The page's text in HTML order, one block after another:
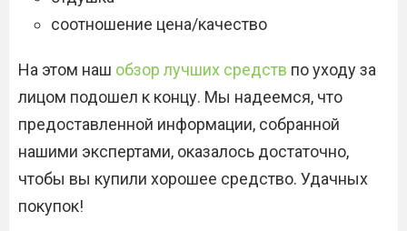
соотношение цена/качество
На этом наш обзор лучших средств по уходу за
лицом подошел к концу. Мы надеемся, что
предоставленной информации, собранной
нашими экспертами, оказалось достаточно,
чтобы вы купили хорошее средство. Удачных
покупок!